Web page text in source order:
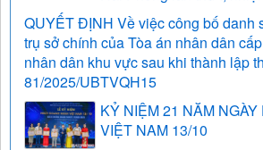
QUYẾT ĐỊNH Về việc công bố danh
trụ sở chính của Tòa án nhân dân
nhân dân khu vực sau khi thành lập
81/2025/UBTVQH15
KỶ NIỆM 21 NĂM
VIỆT NAM 13/10